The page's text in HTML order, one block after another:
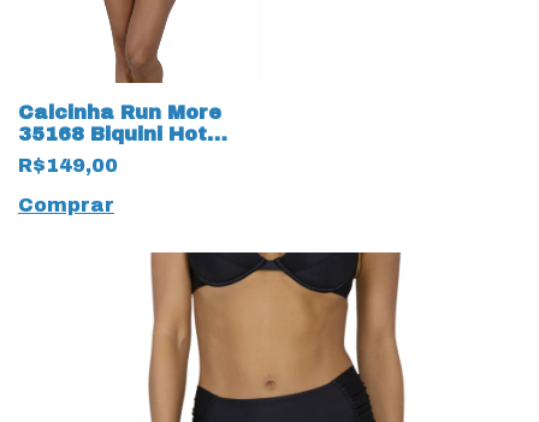
Calcinha Run More
35168 Biquini Hot
Pant Tigrado
R$149,00
Comprar